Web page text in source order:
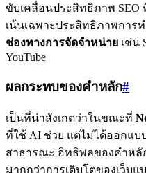
ขับเคลื่อนประสิทธิภาพ SEO
เน้นเฉพาะประสิทธิภาพการ
ช่องทางการจัดจำหน่าย เช่น
YouTube
ผลกระทบของคำหลัก#
เป็นที่น่าสังเกตว่าในขณะที่
ที่ใช้ AI ช่วย แต่ไม่ได้ออกแบ
สาธารณะ อิทธิพลของคำหลั
มากกว่าการเติบโตของเว็บ